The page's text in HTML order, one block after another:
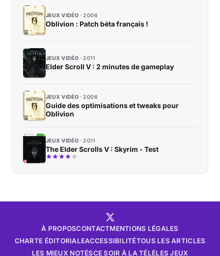
JEUX VIDÉO 2006
Oblivion : Patch béta français !
JEUX VIDÉO 2011
Elder Scroll V : 2 minutes de gameplay
JEUX VIDÉO 2006
Guide des optimisations et tweaks pour
Oblivion
JEUX VIDÉO 2011
The Elder Scrolls V : Skyrim - Test
À PROPOSCONTACTMENTIONS LÉGALES
CHARTE ÉDITORIALEACCESSIBILITÉTOUS LES ARTICLES
LES MIEUX NOTÉSCE SOIR À LA TÉLÉLES JEUX